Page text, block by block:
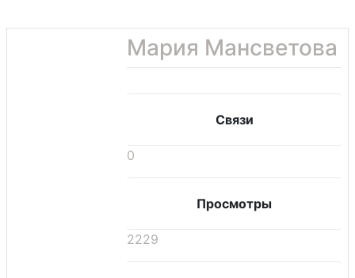
Мария Мансветова
Связи
0
Просмотры
2229